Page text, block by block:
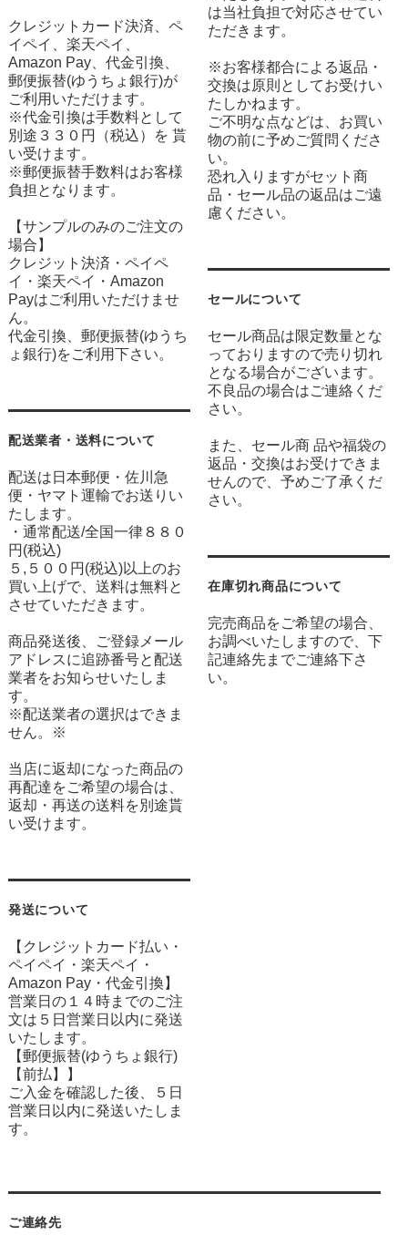
クレジットカード決済、ペ
イペイ、楽天ペイ、
Amazon Pay、代金引換、
郵便振替(ゆうちょ銀行)が
ご利用いただけます。
※代金引換は手数料として
別途３３０円（税込）を 貰
い受けます。
※郵便振替手数料はお客様
負担となります。
【サンプルのみのご注文の
場合】
クレジット決済・ペイペ
イ・楽天ペイ・Amazon
Payはご利用いただけませ
ん。
代金引換、郵便振替(ゆうち
ょ銀行)をご利用下さい。
配送業者・送料について
配送は日本郵便・佐川急
便・ヤマト運輸でお送りい
たします。
・通常配送/全国一律８８０
円(税込)
５,５００円(税込)以上のお
買い上げで、送料は無料と
させていただきます。
商品発送後、ご登録メール
アドレスに追跡番号と配送
業者をお知らせいたしま
す。
※配送業者の選択はできま
せん。※
当店に返却になった商品の
再配達をご希望の場合は、
返却・再送の送料を別途貰
い受けます。
発送について
【クレジットカード払い・
ペイペイ・楽天ペイ・
Amazon Pay・ 代金引換】
営業日の１４時までのご注
文は５日営業日以内に発送
いたします。
【郵便振替(ゆうちょ銀行)
【前払】】
ご入金を確認した後、５日
営業日以内に発送いたしま
す。
は当社負担で対応させてい
ただきます。
※お客様都合による返品・
交換は原則としてお受けい
たしかねます。
ご不明な点などは、お買い
物の前に予めご質問くださ
い。
恐れ入りますがセット商
品・セール品の返品はご遠
慮ください。
セールについて
セール商品は限定数量とな
っておりますので売り切れ
となる場合がございます。
不良品の場合はご連絡くだ
さい。
また、セール商 品や福袋の
返品・交換はお受けできま
せんので、予めご了承くだ
さい。
在庫切れ商品について
完売商品をご希望の場合、
お調べいたしますので、下
記連絡先までご連絡下さ
い。
ご連絡先